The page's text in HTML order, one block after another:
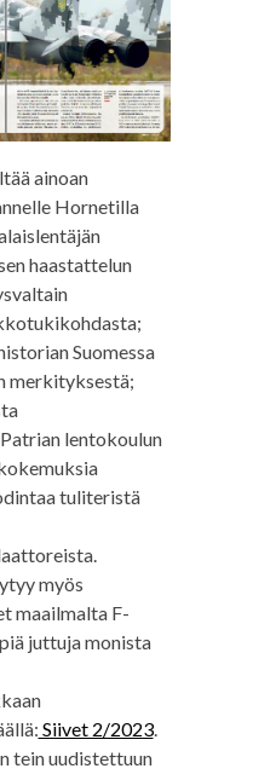
ainoan
Hornetilla
haastattelun
Suomessa
merkityksestä;
lentokoulun
tuliteristä
myös
maailmalta F-
juttuja monista
Siivet 2/2023.
tein uudistettuun